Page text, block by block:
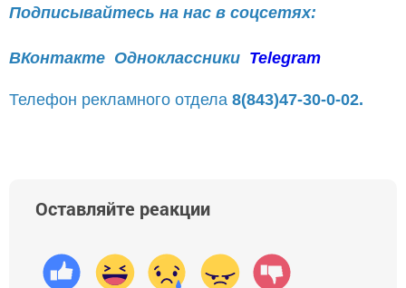
Подписывайтесь на нас в соцсетях:
ВКонтакте Одноклассники Telegram
Телефон рекламного отдела 8(843)47-30-0-02.
Оставляйте реакции